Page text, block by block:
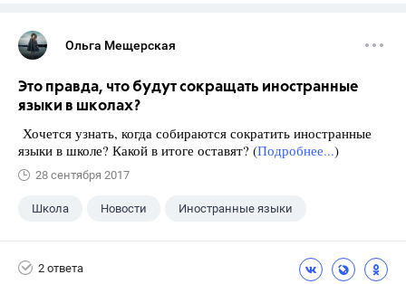
Ольга Мещерская
Это правда, что будут сокращать иностранные
языки в школах?
Хочется узнать, когда собираются сократить иностранные
языки в школе? Какой в итоге оставят? (Подробнее...)
28 сентября 2017
Школа Новости Иностранные языки
2 ответа